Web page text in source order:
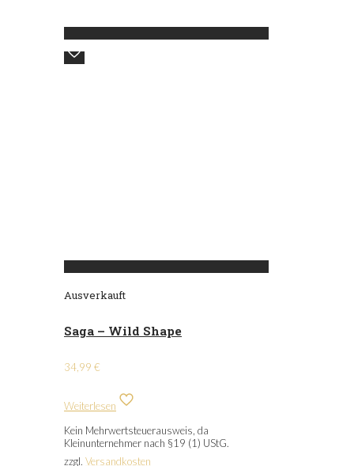
Ausverkauft
Saga – Wild Shape
34,99 €
Weiterlesen
Kein Mehrwertsteuerausweis, da
Kleinunternehmer nach §19 (1) UStG.
zzgl. Versandkosten